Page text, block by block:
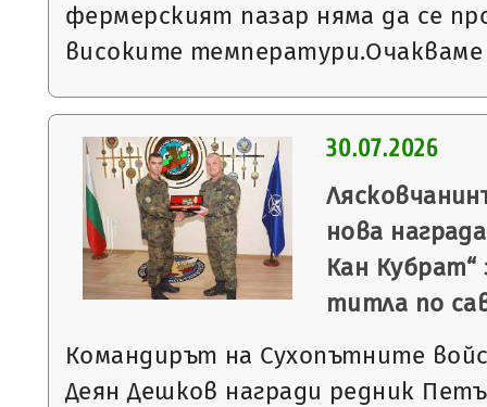
фермерският пазар няма да се
високите
30.07.2026
нова
Кан Кубрат“
титла по
Командирът на Сухопътните
Деян Дешков награди редник